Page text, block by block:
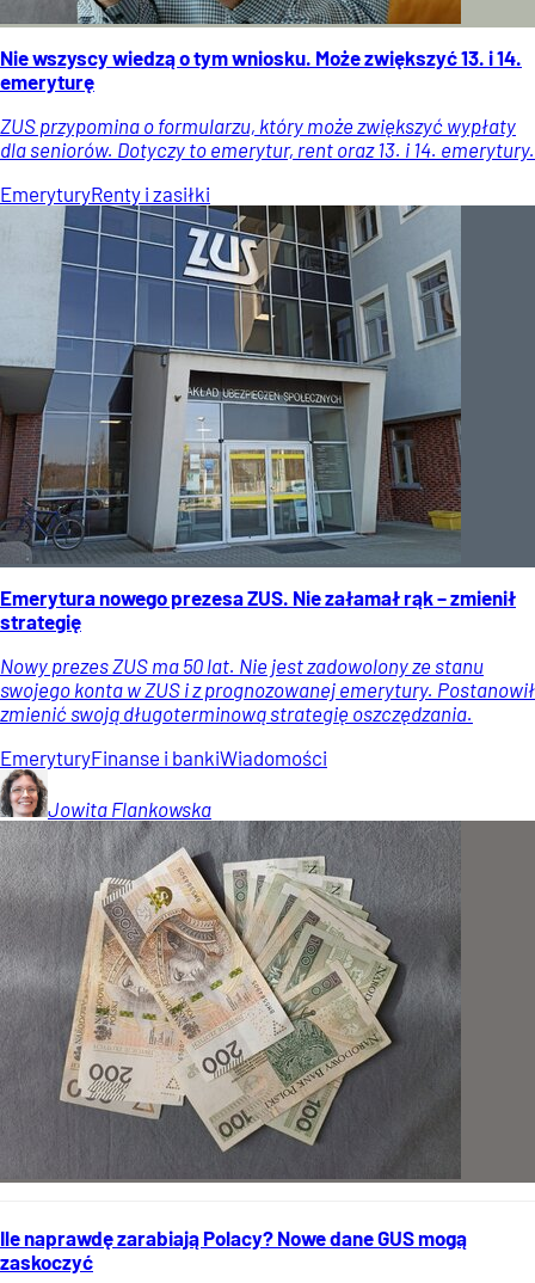
Nie wszyscy wiedzą o tym wniosku. Może zwiększyć 13. i 14.
emeryturę
ZUS przypomina o formularzu, który może zwiększyć wypłaty
dla seniorów. Dotyczy to emerytur, rent oraz 13. i 14. emerytury.
EmeryturyRenty i zasiłki
Emerytura nowego prezesa ZUS. Nie załamał rąk – zmienił
strategię
Nowy prezes ZUS ma 50 lat. Nie jest zadowolony ze stanu
swojego konta w ZUS i z prognozowanej emerytury. Postanowił
zmienić swoją długoterminową strategię oszczędzania.
EmeryturyFinanse i bankiWiadomości
Jowita Flankowska
Ile naprawdę zarabiają Polacy? Nowe dane GUS mogą
zaskoczyć